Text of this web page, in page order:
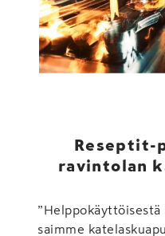
Reseptit-
ravintolan
saimme